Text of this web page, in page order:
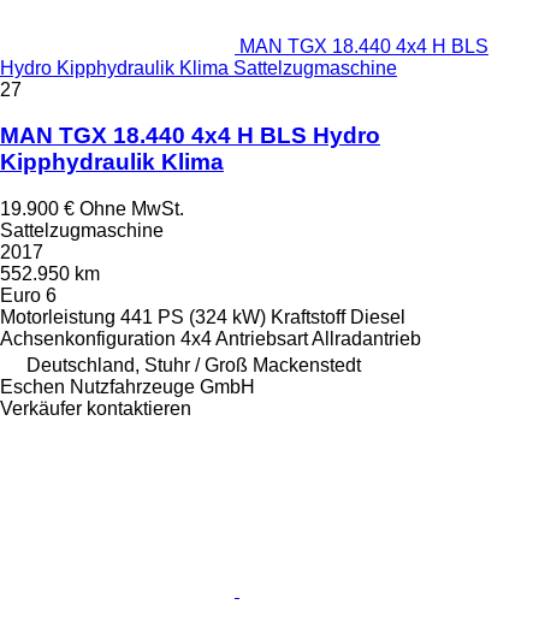
MAN TGX 18.440 4x4 H BLS
Hydro Kipphydraulik Klima Sattelzugmaschine
27
MAN TGX 18.440 4x4 H BLS Hydro
Kipphydraulik Klima
19.900 € Ohne MwSt.
Sattelzugmaschine
2017
552.950 km
Euro 6
Motorleistung 441 PS (324 kW) Kraftstoff Diesel
Achsenkonfiguration 4x4AntriebsartAllradantrieb
Deutschland, Stuhr / Groß Mackenstedt
Eschen Nutzfahrzeuge GmbH
Verkäufer kontaktieren